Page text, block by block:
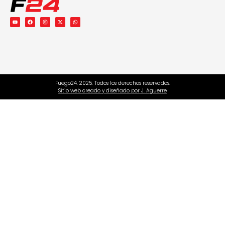
Fuego24. 2025. Todos los derechos reservados.
Sitio web creado y diseñado por J. Aguerre